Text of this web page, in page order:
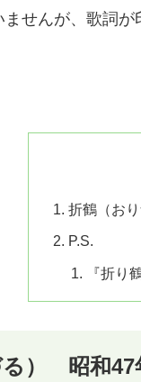
せんが、歌詞
折鶴（お
P.S.
『折
） 昭和47